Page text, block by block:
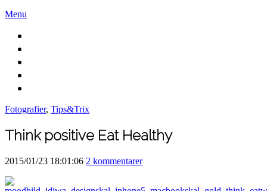
Menu
Fotografier, Tips&Trix
Think positive Eat Healthy
2015/01/23 18:01:06 2 kommentarer